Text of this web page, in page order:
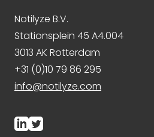
Notilyze B.V.
Stationsplein 45 A4.004
3013 AK Rotterdam
+31 (0)10 79 86 295
info@notilyze.com